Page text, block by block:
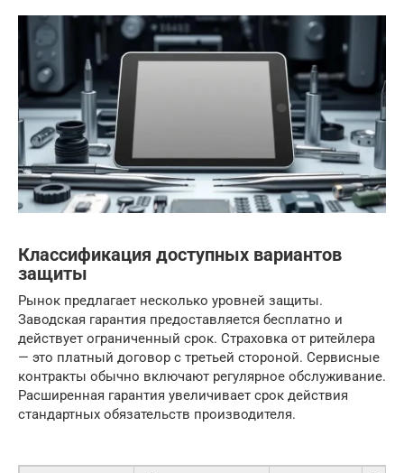
Классификация доступных вариантов
защиты
Рынок предлагает несколько уровней защиты.
Заводская гарантия предоставляется бесплатно и
действует ограниченный срок. Страховка от ритейлера
— это платный договор с третьей стороной. Сервисные
контракты обычно включают регулярное обслуживание.
Расширенная гарантия увеличивает срок действия
стандартных обязательств производителя.